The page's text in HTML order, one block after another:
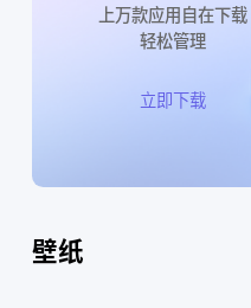
上万款应用自在下载
轻松管理
立即下载
壁纸